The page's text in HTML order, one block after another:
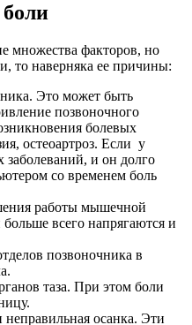
множества факторов, но
то наверняка ее причины:
Это может быть
позвоночного
болевых
остеоартроз. Если у
заболеваний, и он долго
со временем боль
работы мышечной
всего напрягаются и
позвоночника в
таза. При этом боли
осанка. Эти